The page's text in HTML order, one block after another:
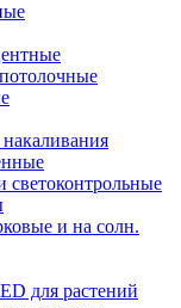
светоконтрольные
и на солн.
для растений